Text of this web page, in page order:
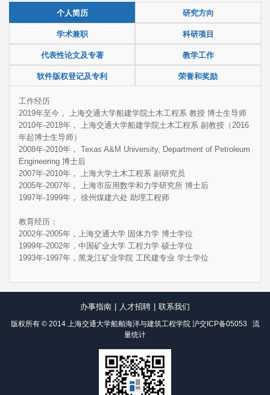
个人简历 研究方向
学术兼职 科研项目
代表性论文及专著 教学工作
软件版权登记及专利 荣誉和奖励
工作经历
2019年至今， 上海交通大学船建学院土木工程系 教授 博士生导师
2010年-2018年， 上海交通大学船建学院土木工程系 副教授（2016
年起博士生导师）
2008年-2010年， Texas A&M University, Department of Petroleum
Engineering 博士后
2007年-2010年， 上海大学土木工程系 副研究员
2005年-2007年， 上海市应用数学和力学研究所 博士后
1997年-1999年， 徐州煤建六处 助理工程师
教育经历：
2002年-2005年，上海交通大学 固体力学 博士学位
1999年-2002年，中国矿业大学 工程力学 硕士学位
1993年-1997年，黑龙江矿业学院 工民建专业 学士学位
办事指南 | 人才招聘 | 联系我们
版权所有 © 2014 上海交通大学船舶海洋与建筑工程学院 沪交ICP备05053
流
量统计